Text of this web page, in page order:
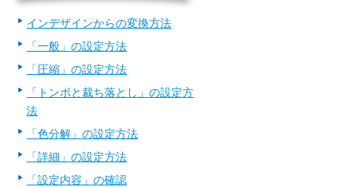
インデザインからの変換方法
「一般」の設定方法
「圧縮」の設定方法
「トンボと裁ち落とし」の設定方
法
「色分解」の設定方法
「詳細」の設定方法
「設定内容」の確認